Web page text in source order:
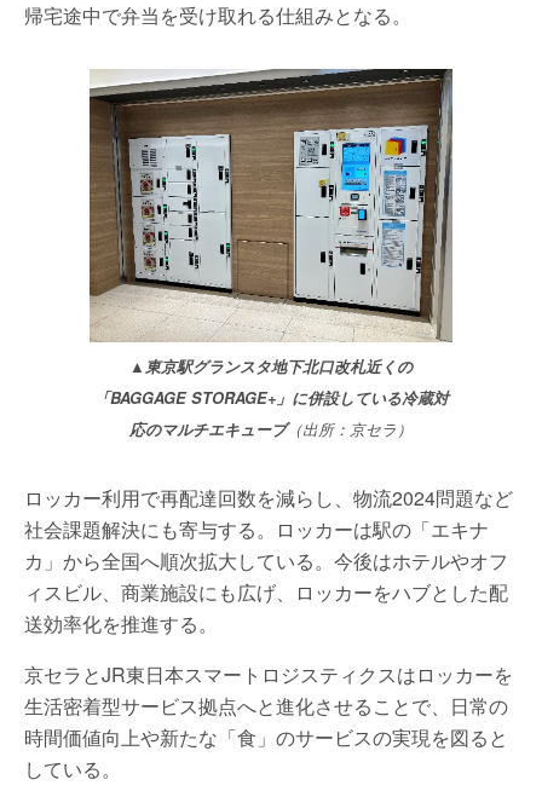
帰宅途中で弁当を受け取れる仕組みとなる。
▲東京駅グランスタ地下北口改札近くの
「BAGGAGE STORAGE+」に併設している冷蔵対
応のマルチエキューブ（出所：京セラ）
ロッカー利用で再配達回数を減らし、物流2024問題など
社会課題解決にも寄与する。ロッカーは駅の「エキナ
カ」から全国へ順次拡大している。今後はホテルやオフ
ィスビル、商業施設にも広げ、ロッカーをハブとした配
送効率化を推進する。
京セラとJR東日本スマートロジスティクスはロッカーを
生活密着型サービス拠点へと進化させることで、日常の
時間価値向上や新たな「食」のサービスの実現を図ると
している。